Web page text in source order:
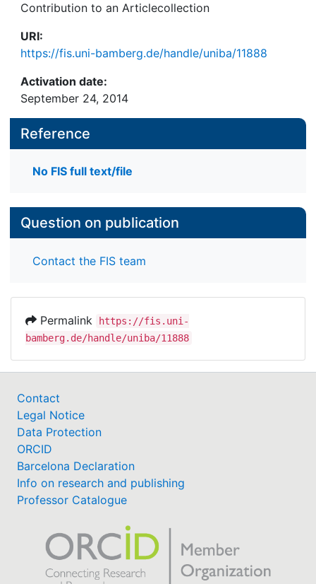
Contribution to an Articlecollection
URI:
https://fis.uni-bamberg.de/handle/uniba/11888
Activation date:
September 24, 2014
Reference
No FIS full text/file
Question on publication
Contact the FIS team
Permalink
https://fis.uni-
bamberg.de/handle/uniba/11888
Contact
Legal Notice
Data Protection
ORCID
Barcelona Declaration
Info on research and publishing
Professor Catalogue